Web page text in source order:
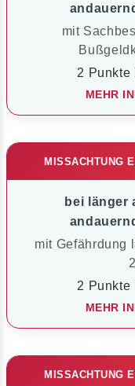
mit
2 Punkte
MEHR
MISSACHTUNG
bei länger
mit Gefährdung
2 Punkte
MEHR
MISSACHTUNG